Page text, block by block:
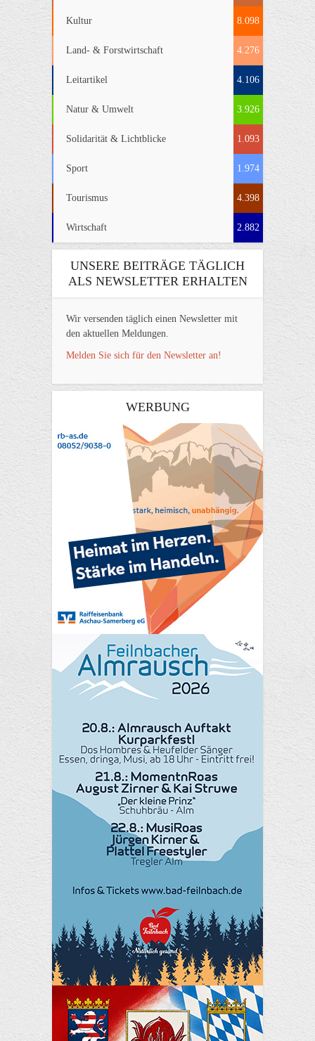
Kultur 8.098
Land- & Forstwirtschaft 4.276
Leitartikel 4.106
Natur & Umwelt 3.926
Solidarität & Lichtblicke 1.093
Sport 1.974
Tourismus 4.398
Wirtschaft 2.882
UNSERE BEITRÄGE TÄGLICH
ALS NEWSLETTER ERHALTEN
Wir versenden täglich einen Newsletter mit
den aktuellen Meldungen.
Melden Sie sich für den Newsletter an!
WERBUNG